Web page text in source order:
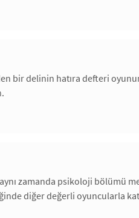
bir delinin hatıra defteri
zamanda psikoloji bölümü
diğer değerli oyuncularla